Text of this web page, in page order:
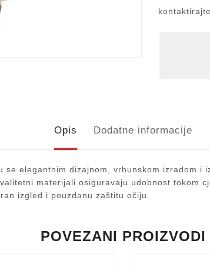
Opis Dodatne informacije
se elegantnim dizajnom, vrhunskom izradom
materijali osiguravaju udobnost tokom
izgled i pouzdanu zaštitu očiju.
POVEZANI PROIZVODI